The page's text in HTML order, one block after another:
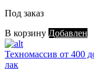
Под заказ
В корзину Добавлен
Техномассив от 400
лак